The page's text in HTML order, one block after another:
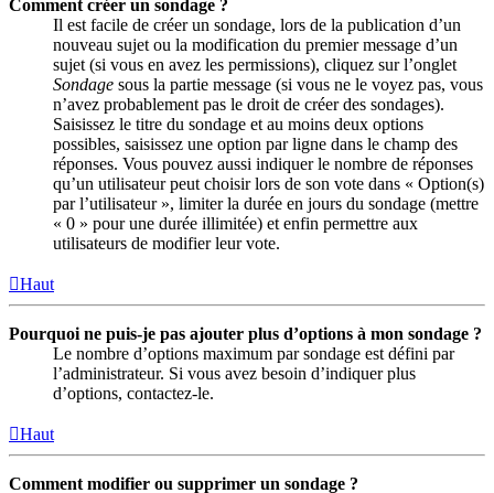
Comment créer un sondage ?
Il est facile de créer un sondage, lors de la publication d’un
nouveau sujet ou la modification du premier message d’un
sujet (si vous en avez les permissions), cliquez sur l’onglet
Sondage sous la partie message (si vous ne le voyez pas, vous
n’avez probablement pas le droit de créer des sondages).
Saisissez le titre du sondage et au moins deux options
possibles, saisissez une option par ligne dans le champ des
réponses. Vous pouvez aussi indiquer le nombre de réponses
qu’un utilisateur peut choisir lors de son vote dans « Option(s)
par l’utilisateur », limiter la durée en jours du sondage (mettre
« 0 » pour une durée illimitée) et enfin permettre aux
utilisateurs de modifier leur vote.
Haut
Pourquoi ne puis-je pas ajouter plus d’options à mon sondage ?
Le nombre d’options maximum par sondage est défini par
l’administrateur. Si vous avez besoin d’indiquer plus
d’options, contactez-le.
Haut
Comment modifier ou supprimer un sondage ?